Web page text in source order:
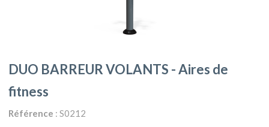
DUO BARREUR VOLANTS - Aires de
fitness
Référence : S0212